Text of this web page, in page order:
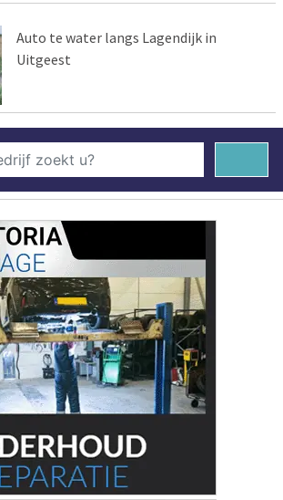
Auto te water langs Lagendijk in
Uitgeest